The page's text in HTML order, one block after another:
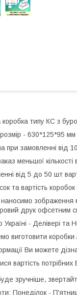
коробка типу КС з
розмір - 630*125*95
при замовленні від
меньшої кількості
від 5 до 50 шт
та вартість
зображення
друк офсетним
Україні - Делівері
виготовити коробки
Ви можете
вартість
зручніше,
Понеділок -